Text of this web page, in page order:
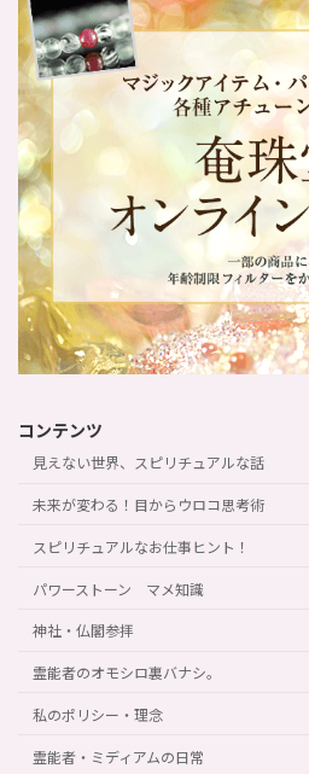
コンテンツ
見えない世界、スピリチュアルな話
未来が変わる！目からウロコ思考術
スピリチュアルなお仕事ヒント！
パワーストーン マメ知識
神社・仏閣参拝
霊能者のオモシロ裏バナシ。
私のポリシー・理念
霊能者・ミディアムの日常